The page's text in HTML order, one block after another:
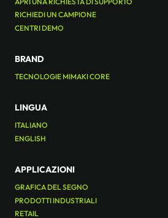
RICHIEDI UN CAMPIONE
CENTRI DEMO
BRAND
TECNOLOGIE MIMAKI CORE
LINGUA
ITALIANO
ENGLISH
APPLICAZIONI
GRAFICA DEL SEGNO
PRODOTTI INDUSTRIALI
RETAIL